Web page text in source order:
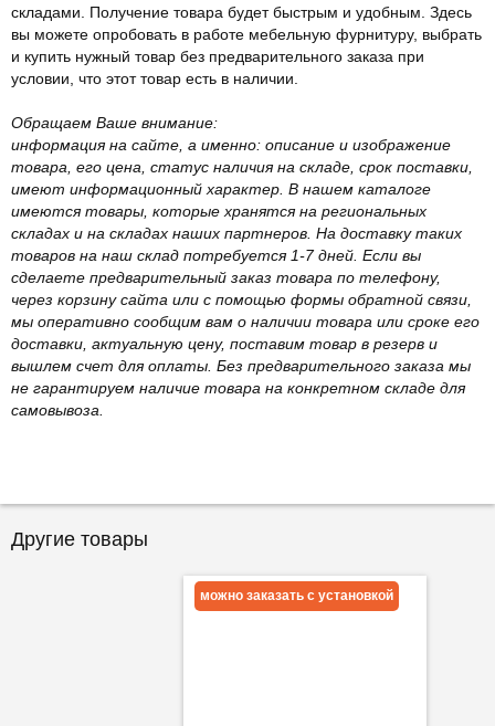
складами. Получение товара будет быстрым и удобным. Здесь
вы можете опробовать в работе мебельную фурнитуру, выбрать
и купить нужный товар без предварительного заказа при
условии, что этот товар есть в наличии.
Обращаем Ваше внимание:
информация на сайте, а именно: описание и изображение
товара, его цена, статус наличия на складе, срок поставки,
имеют информационный характер. В нашем каталоге
имеются товары, которые хранятся на региональных
складах и на складах наших партнеров. На доставку таких
товаров на наш склад потребуется 1-7 дней. Если вы
сделаете предварительный заказ товара по телефону,
через корзину сайта или с помощью формы обратной связи,
мы оперативно сообщим вам о наличии товара или сроке его
доставки, актуальную цену, поставим товар в резерв и
вышлем счет для оплаты. Без предварительного заказа мы
не гарантируем наличие товара на конкретном складе для
самовывоза.
Другие товары
можно заказать с установкой